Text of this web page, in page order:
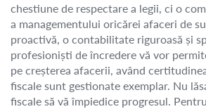
chestiune de respectare a legii, ci o
a managementului oricărei afaceri de
proactivă, o contabilitate riguroasă și
profesioniști de încredere vă vor
pe creșterea afacerii, având
fiscale sunt gestionate exemplar. Nu
fiscale să vă împiedice progresul.